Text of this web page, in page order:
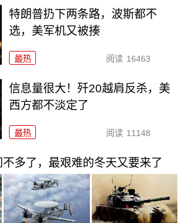
特朗普扔下两条路，波斯都不
选，美军机又被揍
最热 阅读 16463
信息量很大！歼20越肩反杀，美
西方都不淡定了
最热 阅读 11148
多了，最艰难的冬天又要来了